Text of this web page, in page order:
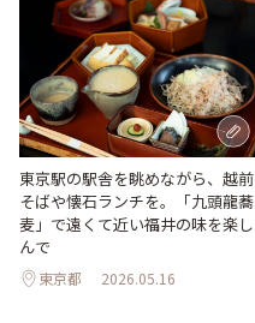
東京駅の駅舎を眺めながら、越前
そばや懐石ランチを。「九頭龍蕎
麦」で遠くて近い福井の味を楽し
んで
東京都 2026.05.16